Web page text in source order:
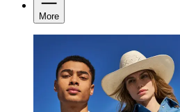
More